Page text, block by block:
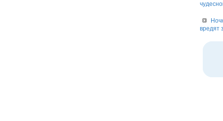
вредят